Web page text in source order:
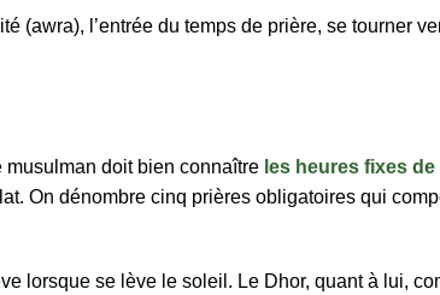
(awra), l’entrée du temps de prière, se tourner
doit bien connaître les heures fixes
On dénombre cinq prières obligatoires qui
lorsque se lève le soleil. Le Dhor, quant à lui,